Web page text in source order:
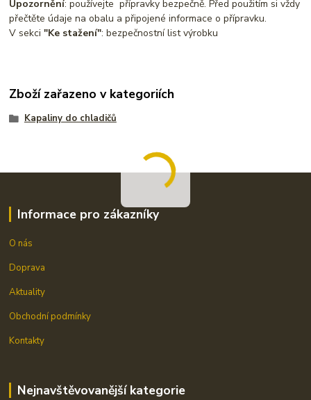
Upozornění: používejte přípravky bezpečně. Před použitím si vždy
přečtěte údaje na obalu a připojené informace o přípravku.
V sekci"Ke stažení": bezpečnostní list výrobku
Zboží zařazeno v kategoriích
Kapaliny do chladičů
Informace pro zákazníky
O nás
Doprava
Aktuality
Obchodní podmínky
Kontakty
Nejnavštěvovanější kategorie